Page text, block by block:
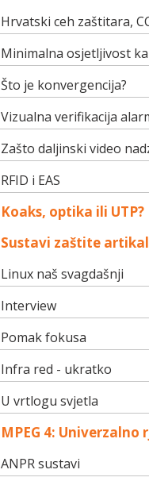
Hrvatski ceh zaštitara,
Minimalna osjetljivost
Što je konvergencija?
Vizualna verifikacija
Zašto daljinski video
RFID i EAS
Koaks, optika ili UTP?
Sustavi zaštite
Linux naš svagdašnji
Interview
Pomak fokusa
Infra red - ukratko
U vrtlogu svjetla
MPEG 4: Univerzalno
ANPR sustavi